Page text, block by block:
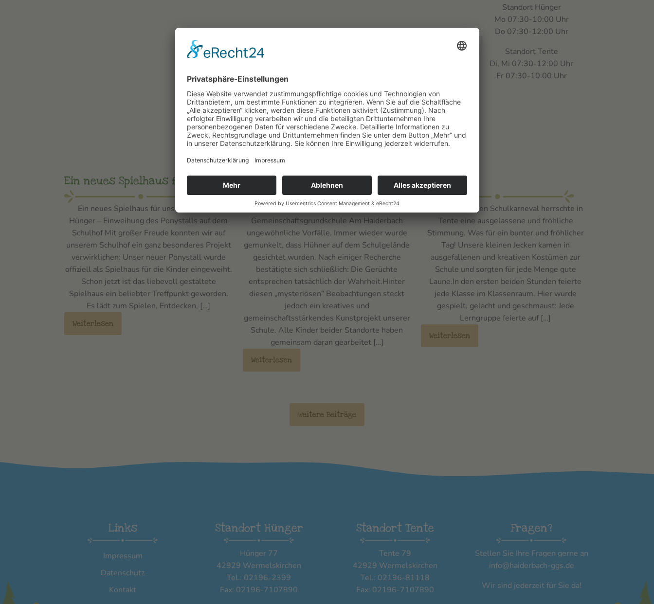
Standort Hünger
Mo 07:30-10:00 Uhr
Do 07:30-12:00 Uhr
Standort Tente
Di, Mi 07:30-12:00 Uhr
Fr 07:30-10:00 Uhr
Unsere News
Aktuelles
Ein neues Spielhaus für Hünger
Ein neues Spielhaus für unsere Kinder in
Hünger – Einweihung des Ponystalls auf dem
Schulhof Mit großer Freude konnten wir auf
unserem Schulhof ein ganz besonderes Projekt
verwirklichen: Unser neuer Ponystall wurde
offiziell als Spielhaus für die Kinder eingeweiht.
Schon jetzt ist das liebevoll gestaltete
Spielhaus ein beliebter Treffpunkt geworden.
Es lädt zum Spielen, Entdecken, […]
Weiterlesen
Hühner am Haiderbach
Seit März ereignen sich an der Städtischen
Gemeinschaftsgrundschule Am Haiderbach
ungewöhnliche Vorfälle. Immer wieder wurde
gemunkelt, dass Hühner auf dem Schulgelände
gesichtet wurden. Nach einiger Recherche
bestätigte sich schließlich: Die Gerüchte
entsprechen tatsächlich der Wahrheit.Hinter
diesen „mysteriösen“ Beobachtungen steckt
jedoch ein kreatives und
gemeinschaftsstärkendes Kunstprojekt unserer
Schule. Alle Kinder beider Standorte haben
gemeinsam daran gearbeitet […]
Weiterlesen
Karneval
Am vergangenen Schulkarneval herrschte in
Tente eine ausgelassene und fröhliche
Stimmung. Was für ein bunter und fröhlicher
Tag! Unsere kleinen Jecken kamen in
ausgefallenen und kreativen Kostümen zur
Schule und sorgten für jede Menge gute
Laune.In den ersten beiden Stunden feierte
jede Klasse im Klassenraum. Hier wurde
gespielt, gelacht und geschmaust: Jede
Lerngruppe feierte auf […]
Weiterlesen
weitere Beiträge
Links
Impressum
Datenschutz
Kontakt
Standort Hünger
Hünger 77
42929 Wermelskirchen
Tel.: 02196-2399
Fax: 02196-7107890
Standort Tente
Tente 79
42929 Wermelskirchen
Tel.: 02196-81118
Fax: 02196-7107890
Fragen?
Stellen Sie Ihre Fragen gerne an
info@haiderbach-ggs.de
Wir sind jederzeit für Sie da!